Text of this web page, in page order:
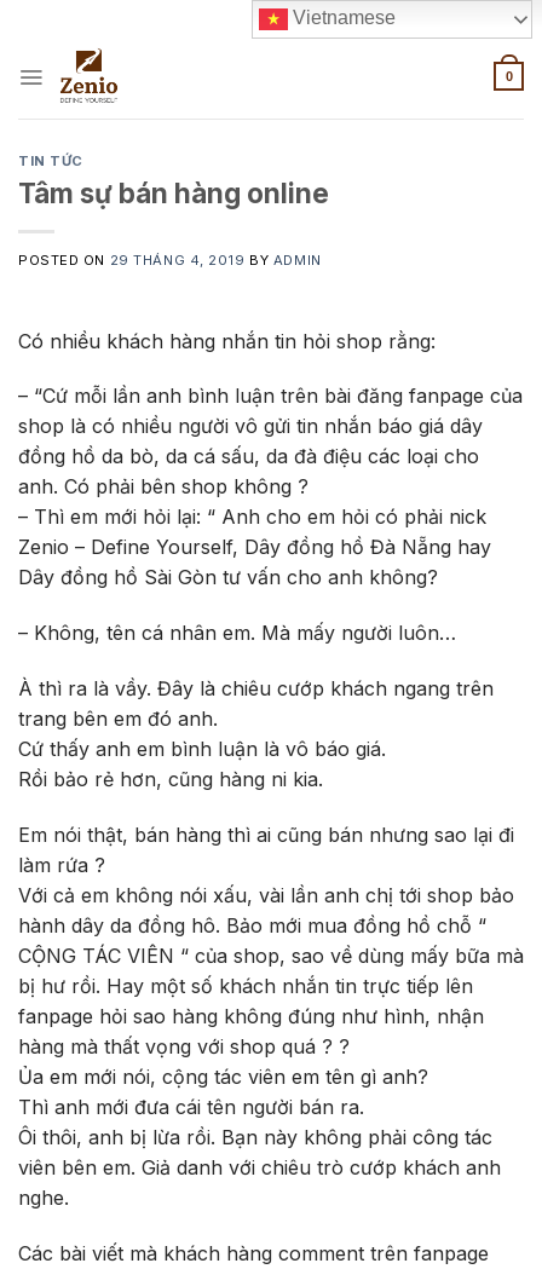
content
0
TIN TỨC
Tâm sự bán hàng online
POSTED ON 29 THÁNG 4, 2019 BY ADMIN
Có nhiều khách hàng nhắn tin hỏi shop rằng:
– “Cứ mỗi lần anh bình luận trên bài đăng fanpage của
shop là có nhiều người vô gửi tin nhắn báo giá dây
đồng hồ da bò, da cá sấu, da đà điệu các loại cho
anh. Có phải bên shop không ?
– Thì em mới hỏi lại: “ Anh cho em hỏi có phải nick
Zenio – Define Yourself, Dây đồng hồ Đà Nẵng hay
Dây đồng hồ Sài Gòn tư vấn cho anh không?
– Không, tên cá nhân em. Mà mấy người luôn…
À thì ra là vầy. Đây là chiêu cướp khách ngang trên
trang bên em đó anh.
Cứ thấy anh em bình luận là vô báo giá.
Rồi bảo rẻ hơn, cũng hàng ni kia.
Em nói thật, bán hàng thì ai cũng bán nhưng sao lại đi
làm rứa ?
Với cả em không nói xấu, vài lần anh chị tới shop bảo
hành dây da đồng hô. Bảo mới mua đồng hồ chỗ “
CỘNG TÁC VIÊN “ của shop, sao về dùng mấy bữa mà
bị hư rồi. Hay một số khách nhắn tin trực tiếp lên
fanpage hỏi sao hàng không đúng như hình, nhận
hàng mà thất vọng với shop quá ? ?
Ủa em mới nói, cộng tác viên em tên gì anh?
Thì anh mới đưa cái tên người bán ra.
Ôi thôi, anh bị lừa rồi. Bạn này không phải công tác
viên bên em. Giả danh với chiêu trò cướp khách anh
nghe.
Các bài viết mà khách hàng comment trên fanpage
Vietnamese